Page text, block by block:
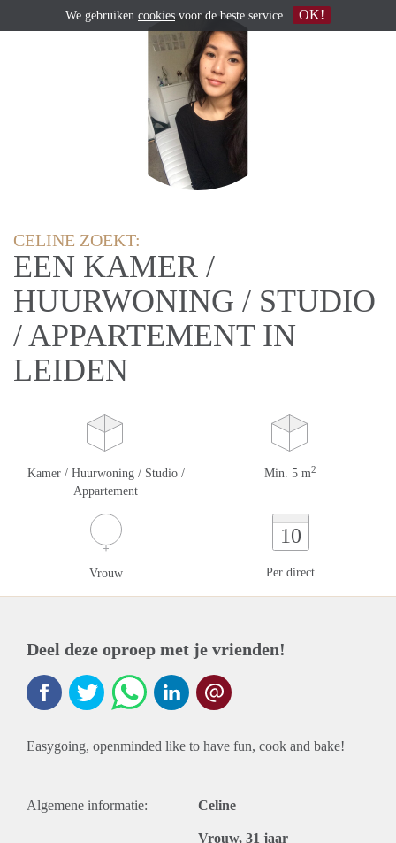
CELINE ZOEKT:
EEN KAMER /
HUURWONING / STUDIO
/ APPARTEMENT IN
LEIDEN
Kamer / Huurwoning / Studio /
Appartement
Min. 5 m2
Vrouw
10
Per direct
Deel deze oproep met je vrienden!
Easygoing, openminded like to have fun, cook and bake!
Algemene informatie: Celine
Vrouw, 31 jaar
We gebruiken cookies voor de beste service OK!